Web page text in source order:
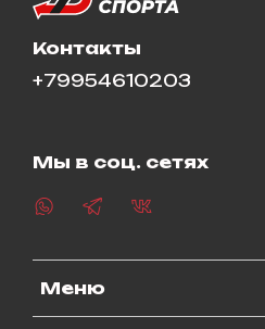
Меню
Контакты
+79954610203
Мы в соц. сетях